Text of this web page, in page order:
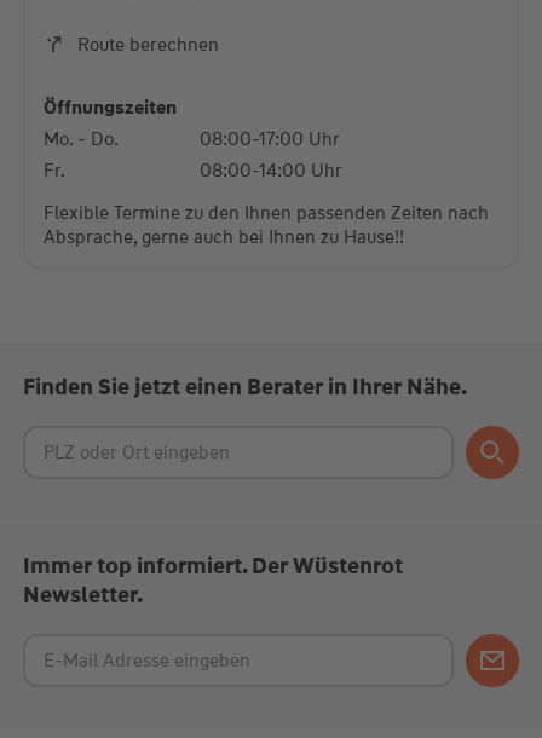
Route berechnen
Öffnungszeiten
Mo. - Do.
08:00-17:00 Uhr
Fr.
08:00-14:00 Uhr
Flexible Termine zu den Ihnen passenden Zeiten nach
Absprache, gerne auch bei Ihnen zu Hause!!
Finden Sie jetzt einen Berater in Ihrer Nähe.
Immer top informiert. Der Wüstenrot
Newsletter.